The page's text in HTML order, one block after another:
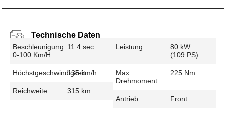
Technische Daten
Beschleunigung
0-100 Km/h
11.4 sec
Höchstgeschwindigkeit
135 km/h
Reichweite 315 km
Leistung
80 kW
(109 PS)
Max.
Drehmoment
225 Nm
Antrieb Front